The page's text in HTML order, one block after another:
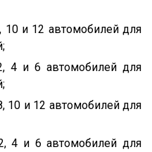
и 12 автомобилей для
4 и 6 автомобилей для
10 и 12 автомобилей для
4 и 6 автомобилей для